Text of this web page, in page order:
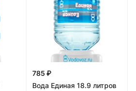
785 ₽
Вода Единая 18.9 литров